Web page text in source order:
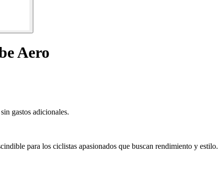
Aero
gastos adicionales.
para los ciclistas apasionados que buscan rendimiento y estilo.